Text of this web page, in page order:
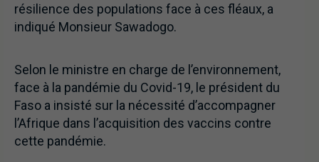
résilience des populations face à ces fléaux, a
indiqué Monsieur Sawadogo.
Selon le ministre en charge de l’environnement,
face à la pandémie du Covid-19, le président du
Faso a insisté sur la nécessité d’accompagner
l’Afrique dans l’acquisition des vaccins contre
cette pandémie.